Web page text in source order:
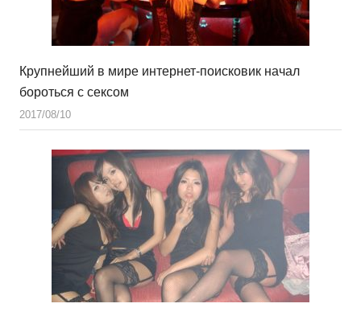
Крупнейший в мире интернет-поисковик начал
бороться с сексом
2017/08/10